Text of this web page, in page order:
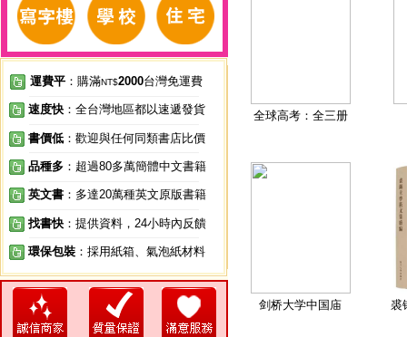
運費平 ：購滿NT$2000台灣免運費
速度快 ：全台灣地區都以速遞發貨
書價低 ：歡迎與任何同類書店比價
品種多 ：超過80多萬簡體中文書籍
英文書 ：多達20萬種英文原版書籍
找書快 ：提供資料，24小時內反饋
環保包裝 ：採用紙箱、氣泡紙材料
全球高考：全三册
剑桥大学中国庙 裘